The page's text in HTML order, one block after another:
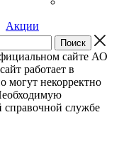
Акции
сайте АО
работает в
могут некорректно
службе